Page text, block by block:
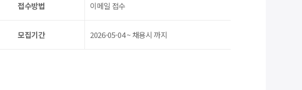
접수방법 이메일 접수
모집기간 2026-05-04 ~ 채용시 까지